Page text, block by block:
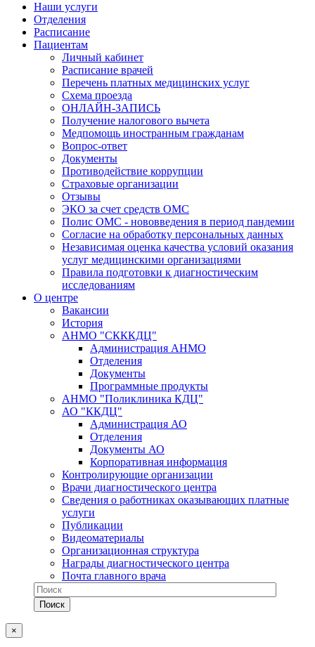
Наши услуги
Отделения
Расписание
Пациентам
Личный кабинет
Расписание врачей
Перечень платных медицинских услуг
Схема проезда
ОНЛАЙН-ЗАПИСЬ
Получение налогового вычета
Медпомощь иностранным гражданам
Вопрос-ответ
Документы
Противодействие коррупции
Страховые организации
Отзывы
ЭКО за счет средств ОМС
Полис ОМС - нововведения в период пандемии
Согласие на обработку персональных данных
Независимая оценка качества условий оказания
услуг медицинскими организациями
Правила подготовки к диагностическим
исследованиям
О центре
Вакансии
История
АНМО "СКККДЦ"
Администрация АНМО
Отделения
Документы
Программные продукты
АНМО "Поликлиника КДЦ"
АО "ККДЦ"
Администрация АО
Отделения
Документы АО
Корпоративная информация
Контролирующие организации
Врачи диагностического центра
Сведения о работниках оказывающих платные
услуги
Публикации
Видеоматериалы
Организационная структура
Награды диагностического центра
Почта главного врача
×